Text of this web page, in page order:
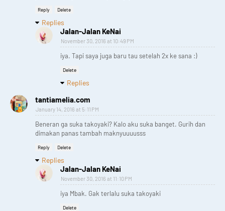
Reply Delete
Replies
Jalan-Jalan KeNai
November 30, 2016 at 10:49 PM
iya. Tapi saya juga baru tau setelah 2x ke sana :)
Delete
Replies
tantiamelia.com
January 14, 2016 at 5:11 PM
Beneran ga suka takoyaki? Kalo aku suka banget. Gurih dan
dimakan panas tambah maknyuuuusss
Reply Delete
Replies
Jalan-Jalan KeNai
November 30, 2016 at 11:10 PM
iya Mbak. Gak terlalu suka takoyaki
Delete